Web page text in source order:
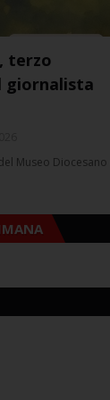
terzo
giornalista
Museo Diocesano